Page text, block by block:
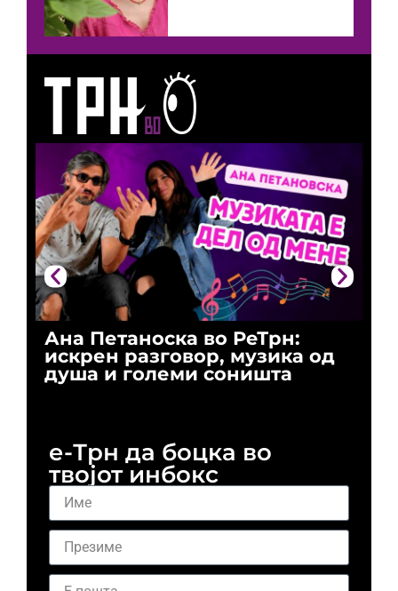
Ана Петаноска во РеТрн:
искрен разговор, музика од
душа и големи соништа
е-Трн да боцка во
твојот инбокс